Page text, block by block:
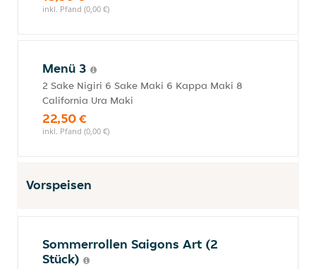
inkl. Pfand (0,00 €)
Menü 3
2 Sake Nigiri 6 Sake Maki 6 Kappa Maki 8
California Ura Maki
22,50 €
inkl. Pfand (0,00 €)
Vorspeisen
Sommerrollen Saigons Art (2
Stück)